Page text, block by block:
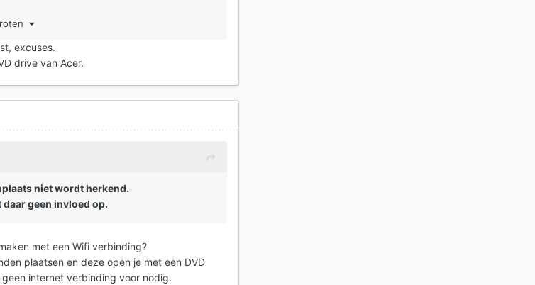
excuses.
drive van Acer.
niet wordt herkend.
geen invloed op.
met een Wifi verbinding?
plaatsen en deze open je met een DVD
internet verbinding voor nodig.